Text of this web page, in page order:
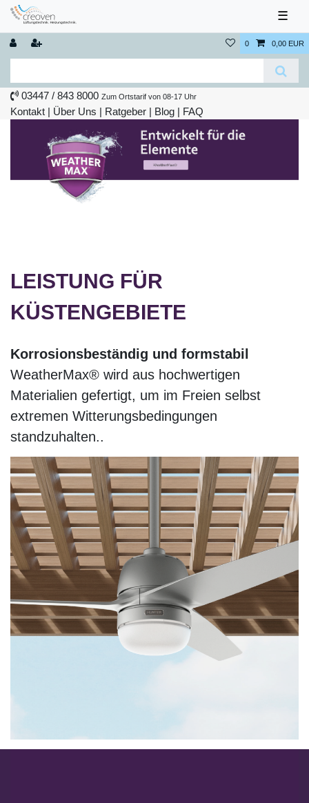
☰
0 0,00 EUR
03447 / 843 8000 Zum Ortstarif von 08-17 Uhr
Kontakt | Über Uns | Ratgeber | Blog | FAQ
LEISTUNG FÜR
KÜSTENGEBIETE
Korrosionsbeständig und formstabil
WeatherMax® wird aus hochwertigen
Materialien gefertigt, um im Freien selbst
extremen Witterungsbedingungen
standzuhalten..